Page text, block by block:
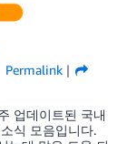
Permalink
업데이트된 국내
식 모음입니다.